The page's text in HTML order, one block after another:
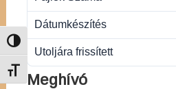
Nagy kontraszt váltása
Betűméret váltása
Dátumkészítés
Utoljára frissített
Meghívó